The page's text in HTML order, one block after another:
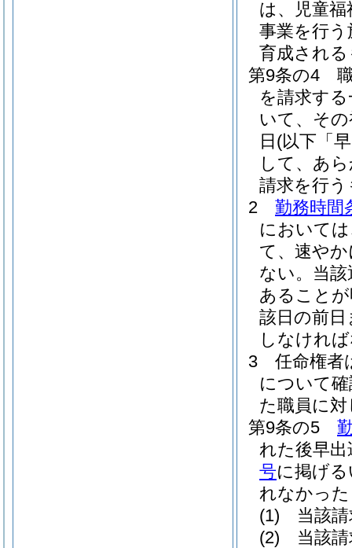
は、児童
事業を行
育成され
第9条の4
を請求す
いて、そ
日 (以下「
して、あ
請求を行
2
勤務時間
において
て、速や
ない。 当
あること
該日の前
しなけれ
3
任命権者
について
た職員に
第9条の5
れた後早
号に掲げ
れなかっ
(1)
当該
(2)
当該